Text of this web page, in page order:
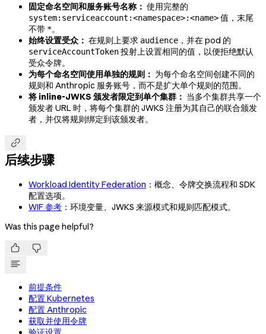
固定命名空间和服务账号名称： 使用完整的
system:serviceaccount:<namespace>:<name>值，末尾
不带 *。
始终设置受众： 在规则上要求 audience ，并在 pod 的
serviceAccountToken投射上设置相同的值，以便拒绝默认
受众令牌。
为每个命名空间使用单独的规则： 为每个命名空间创建不同的
规则和 Anthropic 服务账号，而不是扩大单个规则的范围。
将 inline-JWKS 颁发者限定到单个集群： 当多个集群共享一个
颁发者 URL 时，将每个集群的 JWKS 注册为其自己的联合颁发
者，并仅将规则绑定到该颁发者。

后续步骤
Workload Identity Federation ：概念、令牌交换流程和 SDK
配置选项。
WIF 参考 ：环境变量、JWKS 来源模式和规则匹配模式。
Was this page helpful?
 
前提条件
配置 Kubernetes
配置 Anthropic
获取并使用令牌